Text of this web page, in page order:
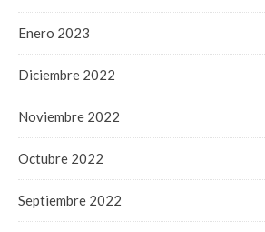
Enero 2023
Diciembre 2022
Noviembre 2022
Octubre 2022
Septiembre 2022